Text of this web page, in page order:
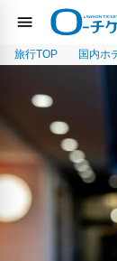
旅行TOP 国内ホ